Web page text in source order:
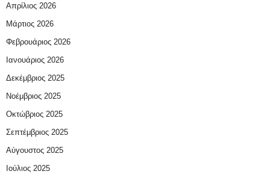
Απρίλιος 2026
Μάρτιος 2026
Φεβρουάριος 2026
Ιανουάριος 2026
Δεκέμβριος 2025
Νοέμβριος 2025
Οκτώβριος 2025
Σεπτέμβριος 2025
Αύγουστος 2025
Ιούλιος 2025